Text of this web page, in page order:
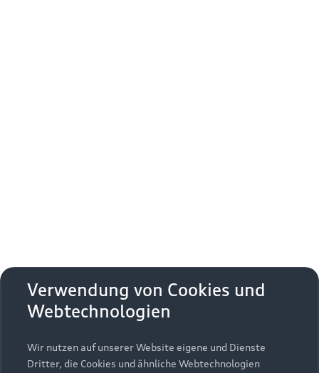
Zurück nach oben
Modelle
Alle Modelle
Kaufen & leasen
Verwendung von Cookies und
Webtechnologien
Wir nutzen auf unserer Website eigene und Dienste
Dritter, die Cookies und ähnliche Webtechnologien